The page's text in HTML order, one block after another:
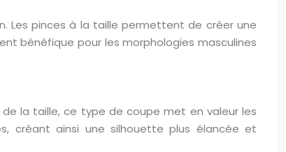
Les pinces à la taille permettent de créer une
bénéfique pour les morphologies masculines
la taille, ce type de coupe met en valeur les
créant ainsi une silhouette plus élancée et